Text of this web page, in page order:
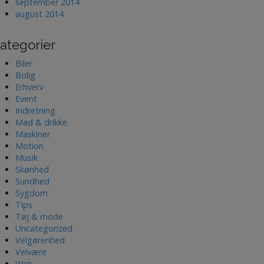
august 2014
Biler
Bolig
Erhverv
Event
Indretning
Mad & drikke
Maskiner
Motion
Musik
Skønhed
Sundhed
Sygdom
Tips
Tøj & mode
Uncategorized
Velgørenhed
Velvære